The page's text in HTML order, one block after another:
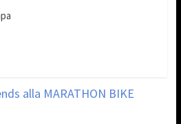
alla MARATHON BIKE